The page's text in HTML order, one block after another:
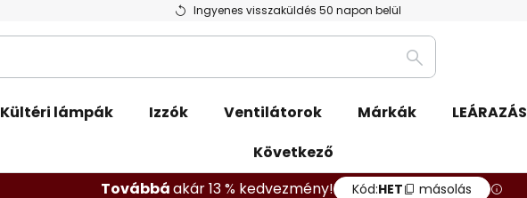
Ingyenes visszaküldés 50 napon belül
Keresés
Kültéri lámpák Izzók Ventilátorok Márkák LEÁRAZÁS
Következő
Továbbáakár 13 % kedvezmény! Kód:HET másolás